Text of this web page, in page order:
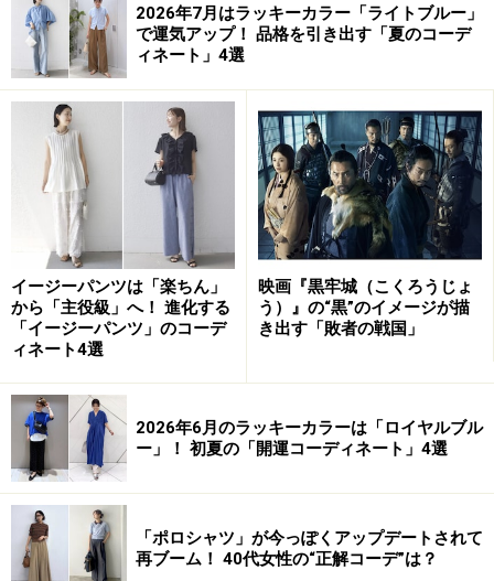
す。また、喫煙者が非喫煙者に対してタバコの害を与え
るスモハラ（スモークハラスメント）は、加害者と被害
者がはっきりと分かれます。
一方、スメハラは、男性が加害者となるケースが多いと
思われがちですが、 実は女性が加害者となるケースも多
いのです。
誰もが加害者になる可能性を秘めています。
スメハラの加害者は男性とは限りません。女性が男性のにお
いに敏感なように、男性も女性のにおいに敏感なのです
なぜなら、においの感じ方は主観的で、個人差があるか
らです。女性が男性のにおいに敏感なように、男性も女
性のにおいに敏感なのです。女性にとって好ましいにお
いであっても、男性は臭いと感じることがあります。
また、嗅覚は本能・感情の脳と呼ばれる大脳辺縁系へダ
2026年7月はラッキーカラー「ライトブルー」
で運気アップ！ 品格を引き出す「夏のコーデ
ィネート」4選
イージーパンツは「楽ちん」
から「主役級」へ！ 進化する
「イージーパンツ」のコーデ
ィネート4選
映画『黒牢城（こくろうじょ
う）』の“黒”のイメージが描
き出す「敗者の戦国」
2026年6月のラッキーカラーは「ロイヤルブル
ー」！ 初夏の「開運コーディネート」4選
「ポロシャツ」が今っぽくアップデートされて
再ブーム！ 40代女性の“正解コーデ”は？